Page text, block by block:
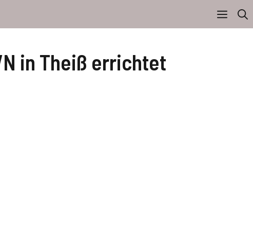
in Theiß errichtet